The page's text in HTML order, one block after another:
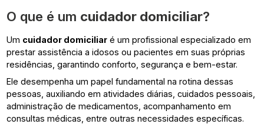
O que é um cuidador domiciliar?
Um cuidador domiciliar é um profissional especializado em
prestar assistência a idosos ou pacientes em suas próprias
residências, garantindo conforto, segurança e bem-estar.
Ele desempenha um papel fundamental na rotina dessas
pessoas, auxiliando em atividades diárias, cuidados pessoais,
administração de medicamentos, acompanhamento em
consultas médicas, entre outras necessidades específicas.